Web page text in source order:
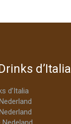
d’Italia
d’Italia